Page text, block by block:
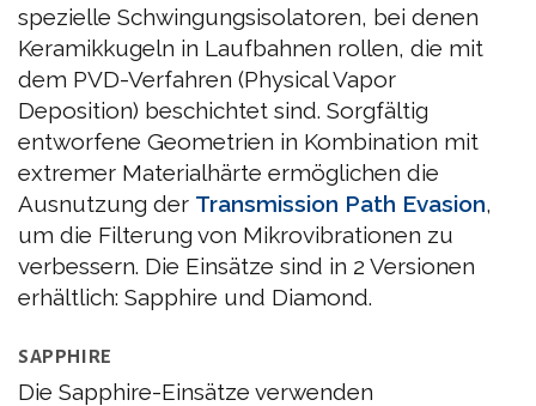
spezielle Schwingungsisolatoren, bei denen
Keramikkugeln in Laufbahnen rollen, die mit
dem PVD-Verfahren (Physical Vapor
Deposition) beschichtet sind. Sorgfältig
entworfene Geometrien in Kombination mit
extremer Materialhärte ermöglichen die
Ausnutzung der Transmission Path Evasion,
um die Filterung von Mikrovibrationen zu
verbessern. Die Einsätze sind in 2 Versionen
erhältlich: Sapphire und Diamond.
SAPPHIRE
Die Sapphire-Einsätze verwenden